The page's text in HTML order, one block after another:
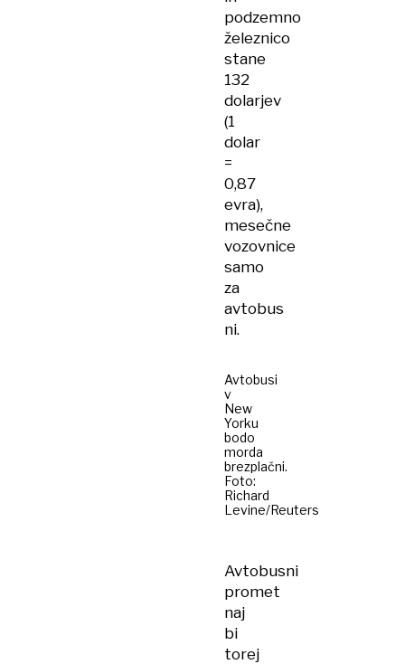
podzemno
železnico
stane
132
dolarjev
(1
dolar
=
0,87
evra),
mesečne
vozovnice
samo
za
avtobus
ni.
Avtobusi
v
New
Yorku
bodo
morda
brezplačni.
Foto:
Richard
Levine/Reuters
Avtobusni
promet
naj
bi
torej